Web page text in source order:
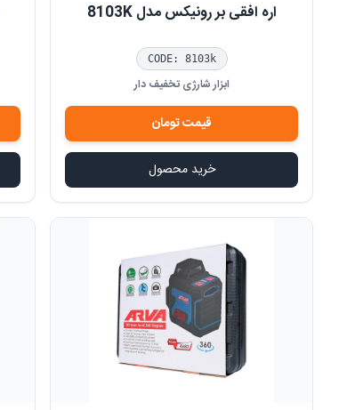
اره افقی بر رونیکس مدل 8103K
CODE: 8103k
ابزار شارژی تخفیف دار
قیمتتومان
خرید محصول